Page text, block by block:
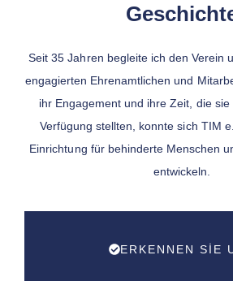
Seit 35 Jahren begleite ich den Verein
engagierten Ehrenamtlichen und
ihr Engagement und ihre Zeit, die
Verfügung stellten, konnte sich TIM
Einrichtung für behinderte Menschen
entwickeln.
ERKENNEN SIE